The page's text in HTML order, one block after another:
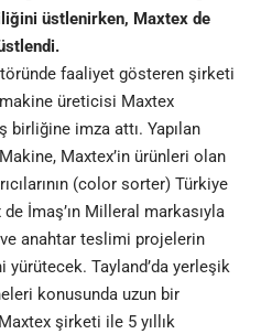
üstlenirken, Maxtex de
faaliyet gösteren şirketi
makine üreticisi Maxtex
imza attı. Yapılan
Maxtex’in ürünleri olan
(color sorter) Türkiye
İmaş’ın Milleral markasıyla
anahtar teslimi projelerin
yürütecek. Tayland’da yerleşik
konusunda uzun bir
şirketi ile 5 yıllık